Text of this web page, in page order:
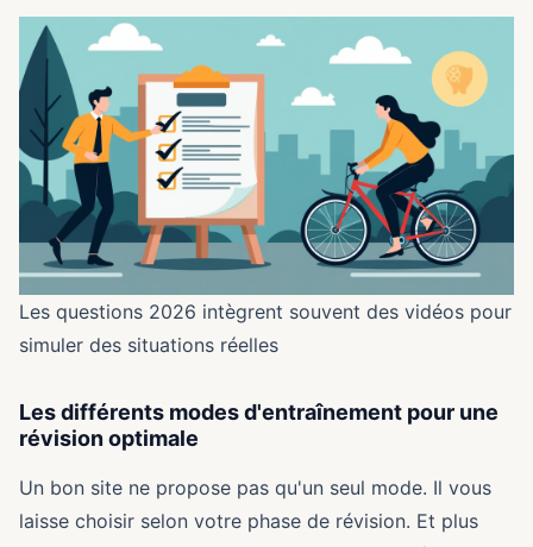
Les questions 2026 intègrent souvent des vidéos pour
simuler des situations réelles
Les différents modes d'entraînement pour une
révision optimale
Un bon site ne propose pas qu'un seul mode. Il vous
laisse choisir selon votre phase de révision. Et plus